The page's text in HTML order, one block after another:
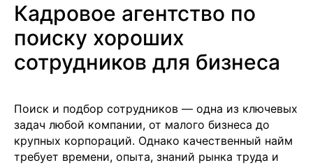
Кадровое агентство по
поиску хороших
сотрудников для бизнеса
Поиск и подбор сотрудников — одна из ключевых
задач любой компании, от малого бизнеса до
крупных корпораций. Однако качественный найм
требует времени, опыта, знаний рынка труда и